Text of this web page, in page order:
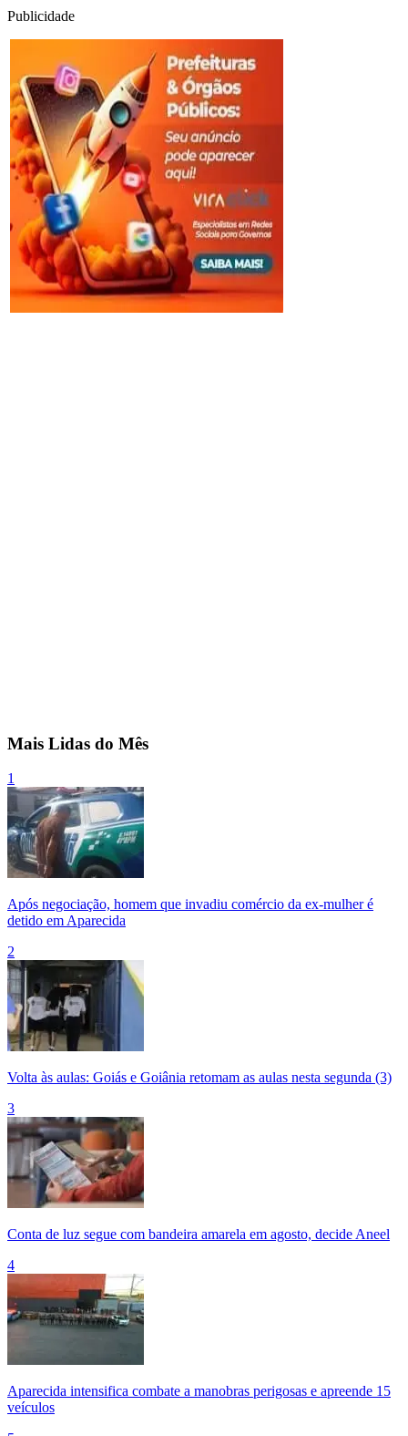
Publicidade
Mais Lidas do Mês
1
Após negociação, homem que invadiu comércio da ex-mulher é
detido em Aparecida
2
Volta às aulas: Goiás e Goiânia retomam as aulas nesta segunda (3)
3
Conta de luz segue com bandeira amarela em agosto, decide Aneel
4
Aparecida intensifica combate a manobras perigosas e apreende 15
veículos